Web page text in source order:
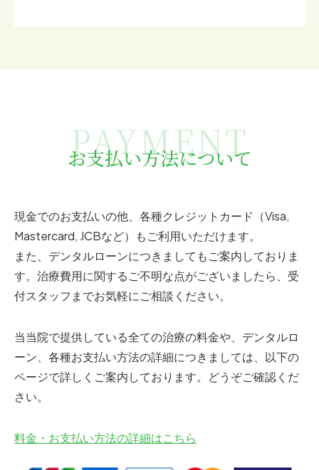
PAYMENT
お支払い方法について
現金でのお支払いの他、各種クレジットカード（Visa,
Mastercard, JCBなど）もご利用いただけます。
また、デンタルローンにつきましてもご案内しておりま
す。治療費用に関するご不明な点がございましたら、受
付スタッフまでお気軽にご相談ください。
当当院で提供している全ての治療の料金や、デンタルロ
ーン、各種お支払い方法の詳細につきましては、以下の
ページで詳しくご案内しております。どうぞご確認くだ
さい。
料金・お支払い方法の詳細はこちら